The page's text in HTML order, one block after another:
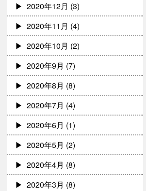
2020年12月 (3)
2020年11月 (4)
2020年10月 (2)
2020年9月 (7)
2020年8月 (8)
2020年7月 (4)
2020年6月 (1)
2020年5月 (2)
2020年4月 (8)
2020年3月 (8)